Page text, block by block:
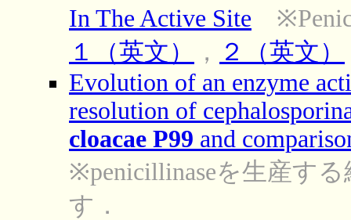
In The Active Site
１（英文）
， ２（英文）
Evolution of an enzyme
resolution of
cloacae P99 and
※penicillinaseを生産す
す．